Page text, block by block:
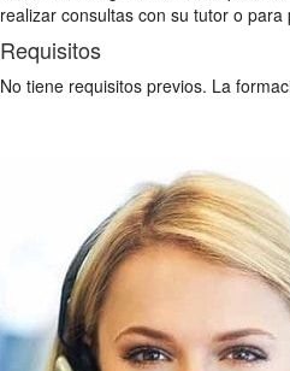
realizar consultas con su tutor o
Requisitos
No tiene requisitos previos. La